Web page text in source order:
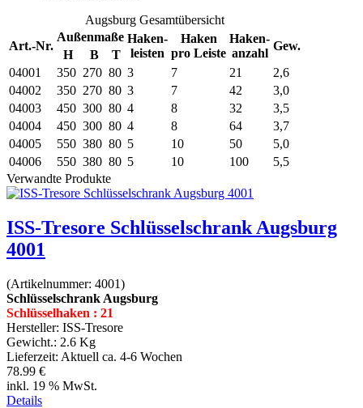
Augsburg Gesamtübersicht
Art.-Nr.
Außenmaße Haken-
leisten
Haken
pro Leiste
Haken-
anzahl
Gew.
H B
T
04001
350 270 80 3 7 21
2,6
04002
350 270 80 3 7 42
3,0
04003
450 300 80 4 8 32
3,5
04004
450 300 80 4 8 64
3,7
04005
550 380 80 5 10 50
5,0
04006
550 380 80 5 10 100
5,5
Verwandte Produkte
ISS-Tresore Schlüsselschrank Augsburg
4001
(Artikelnummer: 4001)
Schlüsselschrank Augsburg
Schlüsselhaken : 21
Hersteller: ISS-Tresore
Gewicht.: 2.6 Kg
Lieferzeit: Aktuell ca. 4-6 Wochen
78.99 €
inkl. 19 % MwSt.
Details